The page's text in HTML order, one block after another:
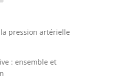
pression artérielle
: ensemble et